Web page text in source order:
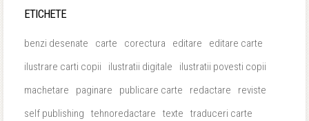
ETICHETE
benzi desenate carte corectura editare
editare carte
ilustrare carti copii
ilustratii digitale
ilustratii povesti copii
machetare
paginare publicare carte redactare
reviste
self publishing
tehnoredactare texte
traduceri carte